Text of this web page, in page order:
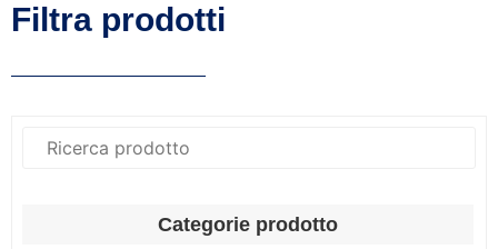
Filtra prodotti
Categorie prodotto